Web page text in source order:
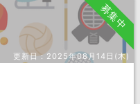
募集中
更新日：2025年08月14日(木)